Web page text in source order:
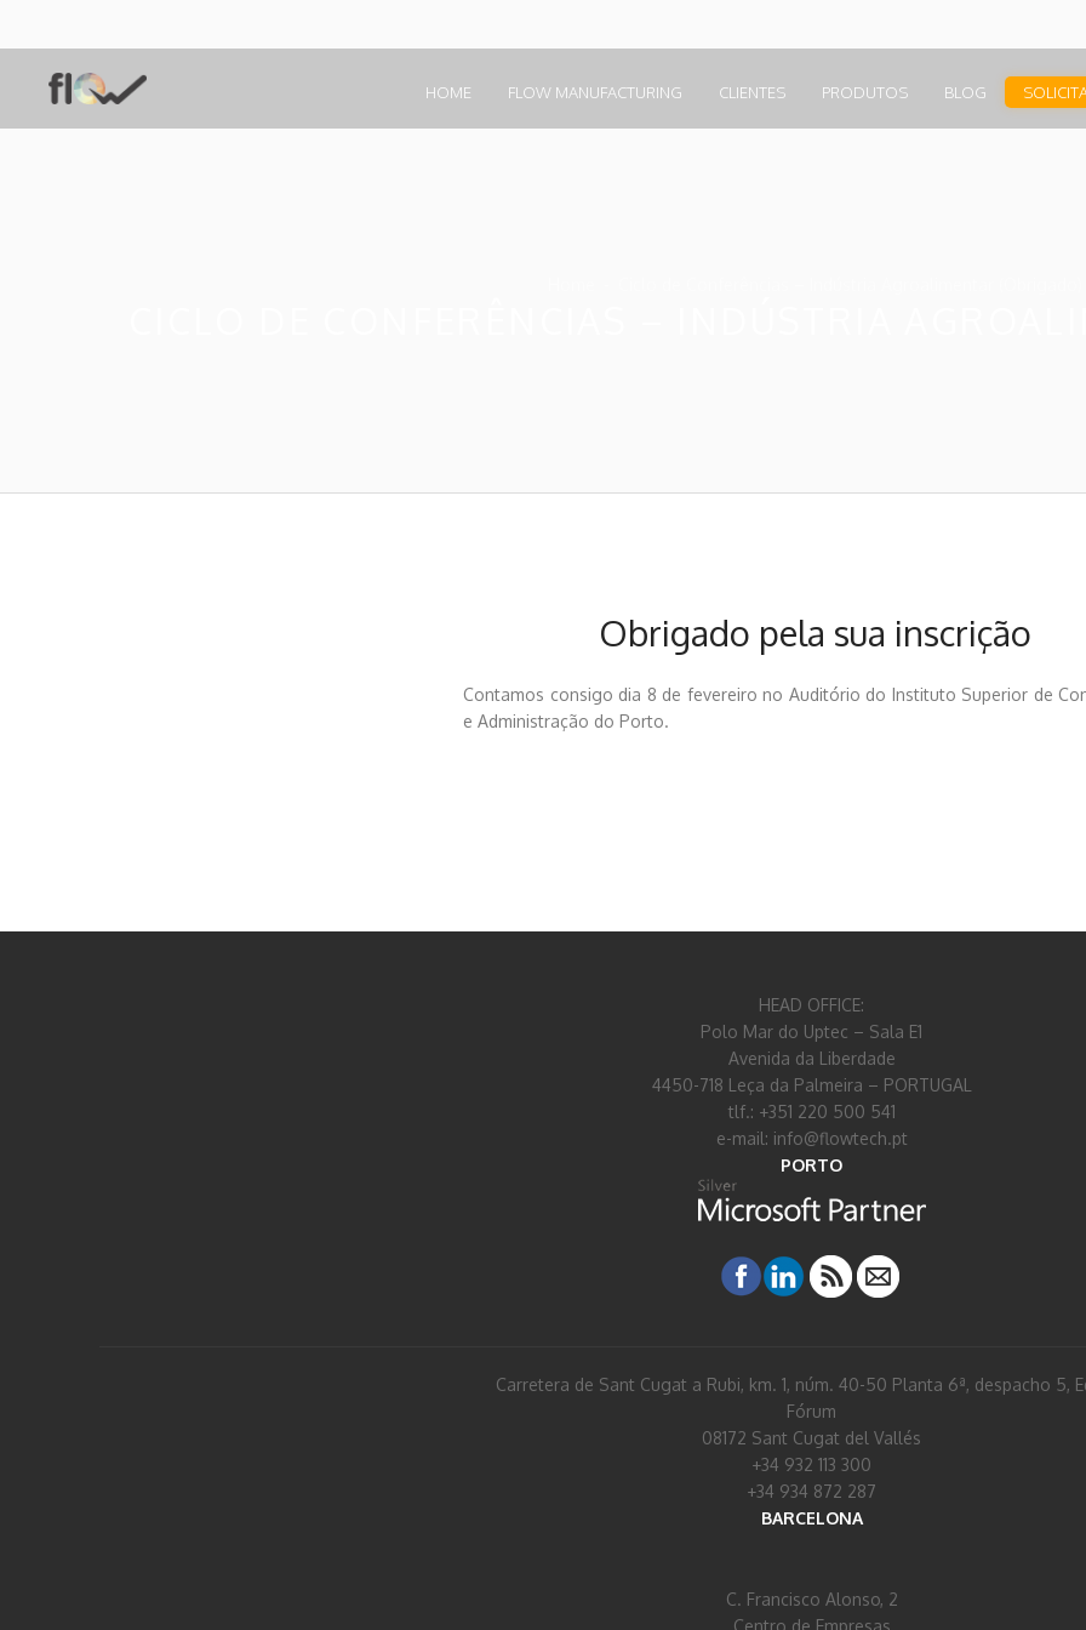
HOME FLOW MANUFACTURING CLIENTES PRODUTOS BLOG
Obrigado pela sua inscrição
Contamos consigo dia 8 de fevereiro no Auditório do Instituto Superior de
e Administração do Porto.
HEAD OFFICE:
Polo Mar do Uptec – Sala E1
Avenida da Liberdade
4450-718 Leça da Palmeira – PORTUGAL
tlf.: +351 220 500 541
e-mail: info@flowtech.pt
PORTO
Carretera de Sant Cugat a Rubi, km. 1, núm. 40-50 Planta 6ª, despacho 5,
Fórum
08172 Sant Cugat del Vallés
+34 932 113 300
+34 934 872 287
BARCELONA
C. Francisco Alonso, 2
Centro de Empresas